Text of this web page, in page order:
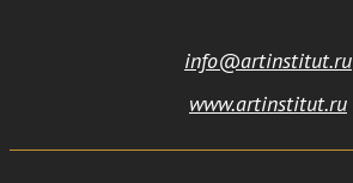
info@artinstitut.ru
www.artinstitut.ru